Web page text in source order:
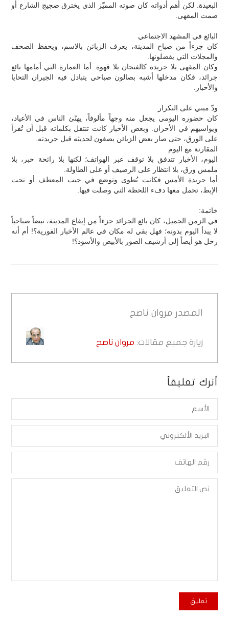
البعيدة. لكن أهم أدواته كان صوته المميّز الذي يخترق ضجيج الشارع أو
صمت المقهى.
البائع في المشهد الاجتماعي
كان جزءاً من صباح المدينة، يعرف الزبائن بالاسم، ويحفظ الصحف
والمجلات التي يفضلونها.
وكان المقهى بلا جريدة كالفنجان بلا قهوة. أما العمارة التي أمامها بائع
جرائد، فكان مدخلها أشبه بصالون صباحي يتبادل فيه الجيران التحايا
والأخبار.
ودّ مبني على التكرار
كان حضوره اليومي يجعل منه وجهاً مألوفاً، يهنّئ الناس في الأعياد،
ويواسيهم في الأحزان. وبعض الأخبار كانت تنتقل بكلماته قبل أن تُقرأ
على الورق، حتى صار بعض الزبائن يصغون لحديثه قبل جريدته.
المقارنة مع اليوم
اليوم، الأخبار تتدفق بلا توقف عبر الهواتف؛ لكنها بلا رائحة حبر، بلا
ملمس ورق، بلا انتظار على الرصيف أو على الطاولة.
أما جريدة الأمس فكانت تُطوى وتوضع في جيب المعطف أو تحت
الإبط، تحمل معها دفء اللحظة التي وصلت فيها.
خاتمة:
في الزمن الجميل، كان بائع الجرائد جزءاً من إيقاع المدينة، نبضاً صباحياً
لا يبدأ اليوم بدونه؛ فهل بقي له مكان في عالم الأخبار الفورية؟! أم أنه
رحل هو أيضاً إلى أرشيف الصور بالأبيض والأسود؟!
المصدر مروان ناصح
زيارة جميع مقالات: مروان ناصح
أترك تعليقاً